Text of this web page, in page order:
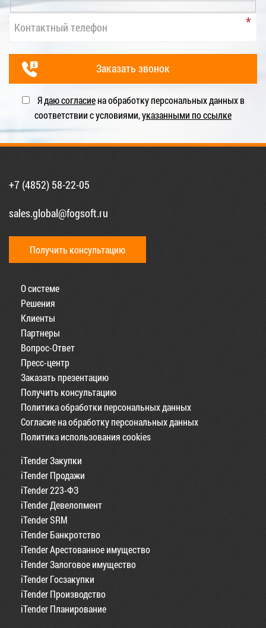
Ядаю согласиена обработку персональных данных в
соответствии с условиями,указанными по ссылке
+7 (4852) 58-22-05
sales.global@fogsoft.ru
Получить консультацию
О системе
Решения
Клиенты
Партнеры
Вопрос-Ответ
Пресс-центр
Заказать презентацию
Получить консультацию
Политика обработки персональных данных
Согласие на обработку персональных данных
Политика использования cookies
iTender Закупки
iTender Продажи
iTender 223-ФЗ
iTender Девелопмент
iTender SRM
iTender Банкротство
iTender Арестованное имущество
iTender Залоговое имущество
iTender Госзакупки
iTender Производство
iTender Планирование